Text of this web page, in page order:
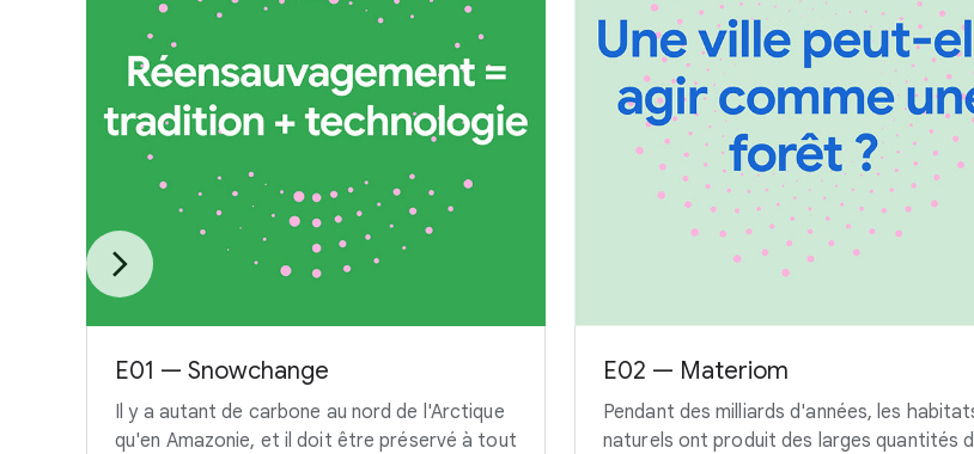
E01 — Snowchange
Il y a autant de carbone au nord de l'Arctique
qu'en Amazonie, et il doit être préservé à tout
E02 — Materiom
Pendant des milliards d'années, les
naturels ont produit des larges quantités